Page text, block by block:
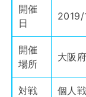
開催
日
開催
場所
大阪
対戦
個人